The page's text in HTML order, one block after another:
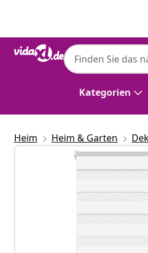
Kategorien
Heim Heim & Garten